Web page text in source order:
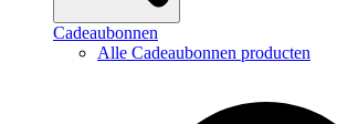
Cadeaubonnen
Alle Cadeaubonnen producten